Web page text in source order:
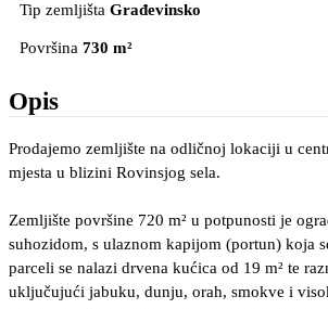
Tip zemljišta Građevinsko
Površina 730 m²
Opis
Prodajemo zemljište na odličnoj lokaciji u
mjesta u blizini Rovinsjog sela.
Zemljište površine 720 m² u potpunosti je
suhozidom, s ulaznom kapijom (portun) koja
parceli se nalazi drvena kućica od 19 m² te
uključujući jabuku, dunju, orah, smokve i